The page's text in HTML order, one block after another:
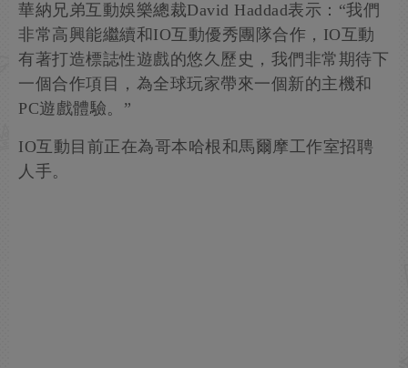
華納兄弟互動娛樂總裁David Haddad表示：“我們
非常高興能繼續和IO互動優秀團隊合作，IO互動
有著打造標誌性遊戲的悠久歷史，我們非常期待下
一個合作項目，為全球玩家帶來一個新的主機和
PC遊戲體驗。”
IO互動目前正在為哥本哈根和馬爾摩工作室招聘
人手。